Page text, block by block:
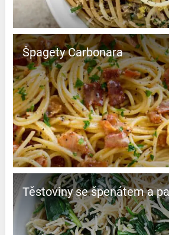
Špagety Carbonara
Těstoviny se špenátem a